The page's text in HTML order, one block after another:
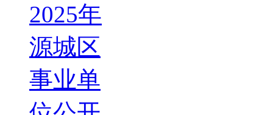
2025年
源城区
事业单